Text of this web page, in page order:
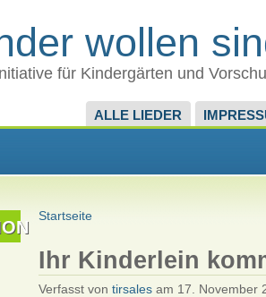
wollen
für Kindergärten und
ALLE LIEDER
Startseite
Ihr Kinderlein
Verfasst von tirsalesam 17. November